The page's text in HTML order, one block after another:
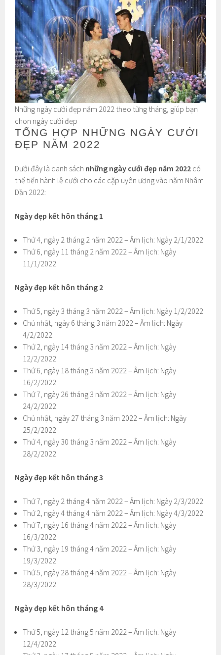
Những ngày cưới đẹp năm 2022 theo từng tháng, giúp bạn
chọn ngày cưới đẹp
TỔNG HỢP NHỮNG NGÀY CƯỚI
ĐẸP NĂM 2022
Dưới đây là danh sách những ngày cưới đẹp năm 2022 có
thể tiến hành lễ cưới cho các cặp uyên ương vào năm Nhâm
Dần 2022:
Ngày đẹp kết hôn tháng 1
Thứ 4, ngày 2 tháng 2 năm 2022 – Âm lịch: Ngày 2/1/2022
Thứ 6, ngày 11 tháng 2 năm 2022 – Âm lịch: Ngày
11/1/2022
Ngày đẹp kết hôn tháng 2
Thứ 5, ngày 3 tháng 3 năm 2022 – Âm lịch: Ngày 1/2/2022
Chủ nhật, ngày 6 tháng 3 năm 2022 – Âm lịch: Ngày
4/2/2022
Thứ 2, ngày 14 tháng 3 năm 2022 – Âm lịch: Ngày
12/2/2022
Thứ 6, ngày 18 tháng 3 năm 2022 – Âm lịch: Ngày
16/2/2022
Thứ 7, ngày 26 tháng 3 năm 2022 – Âm lịch: Ngày
24/2/2022
Chủ nhật, ngày 27 tháng 3 năm 2022 – Âm lịch: Ngày
25/2/2022
Thứ 4, ngày 30 tháng 3 năm 2022 – Âm lịch: Ngày
28/2/2022
Ngày đẹp kết hôn tháng 3
Thứ 7, ngày 2 tháng 4 năm 2022 – Âm lịch: Ngày 2/3/2022
Thứ 2, ngày 4 tháng 4 năm 2022 – Âm lịch: Ngày 4/3/2022
Thứ 7, ngày 16 tháng 4 năm 2022 – Âm lịch: Ngày
16/3/2022
Thứ 3, ngày 19 tháng 4 năm 2022 – Âm lịch: Ngày
19/3/2022
Thứ 5, ngày 28 tháng 4 năm 2022 – Âm lịch: Ngày
28/3/2022
Ngày đẹp kết hôn tháng 4
Thứ 5, ngày 12 tháng 5 năm 2022 – Âm lịch: Ngày
12/4/2022